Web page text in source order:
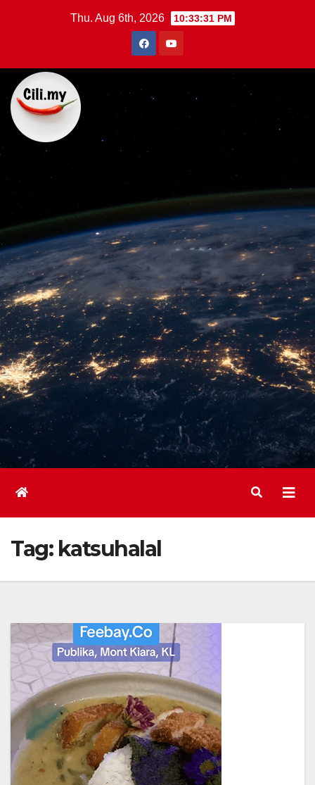
Thu. Aug 6th, 2026 10:33:31 PM
Tag: katsuhalal